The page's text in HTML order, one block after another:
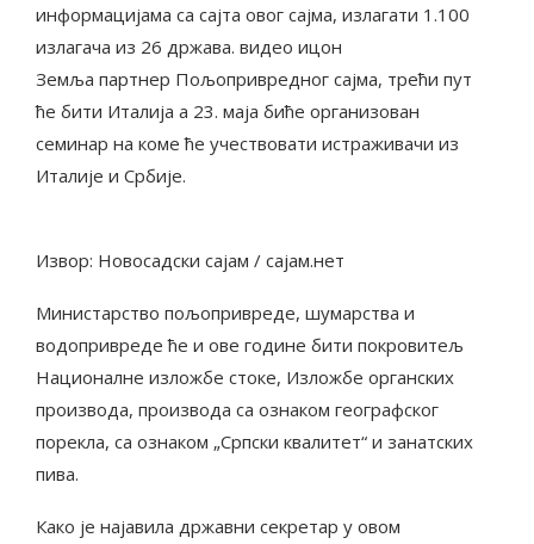
информацијама са сајта овог сајма, излагати 1.100
излагача из 26 држава. видео ицон
Земља партнер Пољопривредног сајма, трећи пут
ће бити Италија а 23. маја биће организован
семинар на коме ће учествовати истраживачи из
Италије и Србије.
Извор: Новосадски сајам / сајам.нет
Министарство пољопривреде, шумарства и
водопривреде ће и ове године бити покровитељ
Националне изложбе стоке, Изложбе органских
производа, производа са ознаком географског
порекла, са ознаком „Српски квалитет“ и занатских
пива.
Како је најавила државни секретар у овом